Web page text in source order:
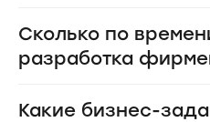
Сколько по
разработка
Какие бизнес-